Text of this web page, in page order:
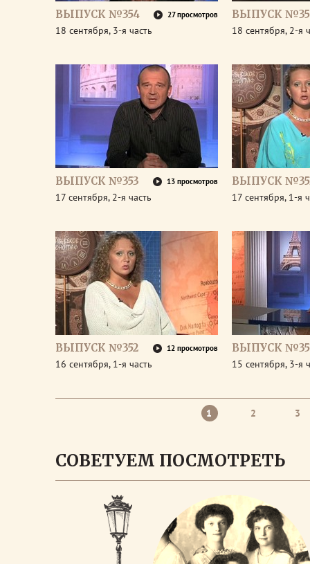
ВЫПУСК №354 27 просмотров
18 сентября, 3-я часть
ВЫПУСК
18 сентября, 2-я
ВЫПУСК №353 13 просмотров
17 сентября, 2-я часть
ВЫПУСК
17 сентября, 1-я
ВЫПУСК №352 12 просмотров
16 сентября, 1-я часть
ВЫПУСК
15 сентября, 3-я
1 2 3
СОВЕТУЕМ ПОСМОТРЕТЬ